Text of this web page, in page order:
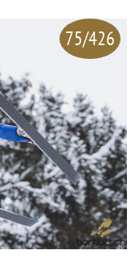
75/426